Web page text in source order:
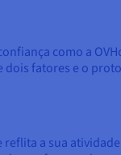
como a
fatores e o
a sua